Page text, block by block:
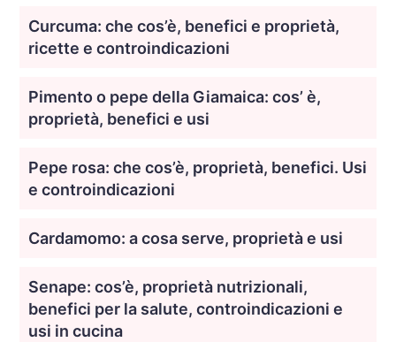
Curcuma: che cos’è, benefici e proprietà,
ricette e controindicazioni
Pimento o pepe della Giamaica: cos’ è,
proprietà, benefici e usi
Pepe rosa: che cos’è, proprietà, benefici. Usi
e controindicazioni
Cardamomo: a cosa serve, proprietà e usi
Senape: cos’è, proprietà nutrizionali,
benefici per la salute, controindicazioni e
usi in cucina